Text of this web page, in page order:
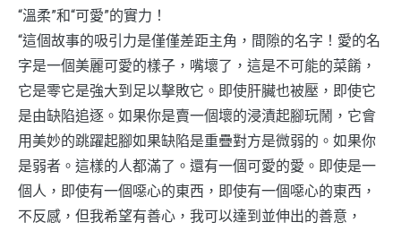
“溫柔”和“可愛”的實力！
“這個故事的吸引力是僅僅差距主角，間隙的名字！愛的名
字是一個美麗可愛的樣子，嘴壞了，這是不可能的菜餚，
它是零它是強大到足以擊敗它。即使肝臟也被壓，即使它
是由缺陷追逐。如果你是賣一個壞的浸漬起腳玩鬧，它會
用美妙的跳躍起腳如果缺陷是重疊對方是微弱的。如果你
是弱者。這樣的人都滿了。還有一個可愛的愛。即使是一
個人，即使有一個噁心的東西，即使有一個噁心的東西，
不反感，但我希望有善心，我可以達到並伸出的善意，